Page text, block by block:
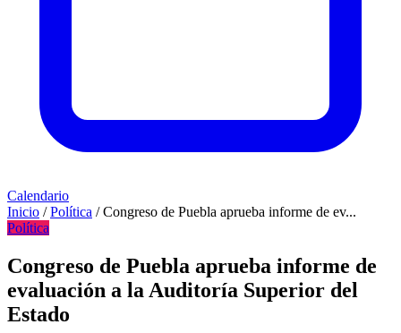
Calendario
Inicio / Política / Congreso de Puebla aprueba informe de ev...
Política
Congreso de Puebla aprueba informe de
evaluación a la Auditoría Superior del
Estado